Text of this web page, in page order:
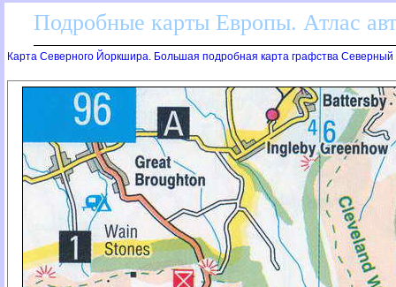
Подробные карты Европы. Атлас
Карта Северного Йоркшира. Большая подробная карта графства